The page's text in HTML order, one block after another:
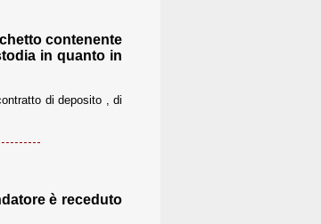
contenente
in quanto in
di deposito , di
è receduto